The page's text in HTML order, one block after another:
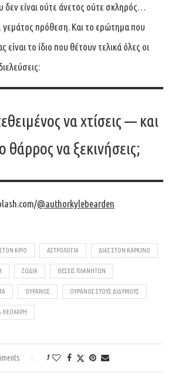
είναι ούτε άνετος ούτε σκληρός…
γεμάτος πρόθεση. Και το ερώτημα που
είναι το ίδιο που θέτουν τελικά όλες οι
να χτίσεις — και
θάρρος να ξεκινήσεις;
@authorkylebearden
ΚΡΙΟ ΑΣΤΡΟΛΟΓΙΑ ΔΙΑΣ ΣΤΟΝ ΚΑΡΚΙΝΟ
ΖΩΔΙΑ ΘΕΣΕΙΣ ΠΛΑΝΗΤΩΝ
ΟΥΡΑΝΟΣ ΟΥΡΑΝΟΣ ΣΤΟΥΣ ΔΙΔΥΜΟΥΣ
ΘΕΟΧΑΡΗ
1